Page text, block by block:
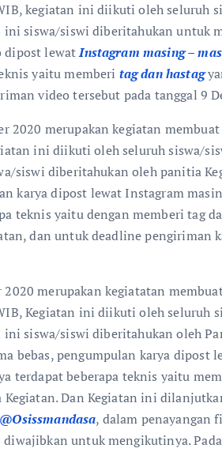
kegiatan ini diikuti oleh seluruh
ini siswa/siswi diberitahukan untuk
dipost lewatInstagram masing –
yaitu memberi tag dan hastag
video tersebut pada tanggal 9
2020 merupakan kegiatan
ini diikuti oleh seluruh siswa/
siswi diberitahukan oleh panitia
karya dipost lewat Instagram
teknis yaitu dengan memberi tag
dan untuk deadline pengiriman
merupakan kegiatatan
Kegiatan ini diikuti oleh seluruh
ini siswa/siswi diberitahukan oleh
bebas, pengumpulan karya dipost
terdapat beberapa teknis yaitu
Dan Kegiatan ini
@Osissmandasa, dalam penayangan
untuk mengikutinya.